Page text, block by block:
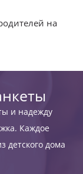
на
и надежду
Каждое
детского дома